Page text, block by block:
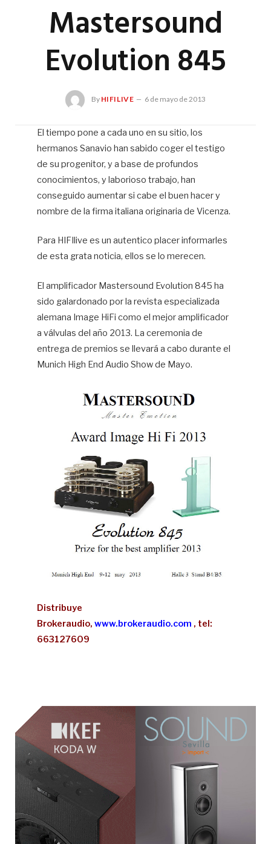
Mastersound
Evolution 845
By HIFILIVE 6 de mayo de 2013
El tiempo pone a cada uno en su sitio, los
hermanos Sanavio han sabido coger el testigo
de su progenitor, y a base de profundos
conocimientos, y laborioso trabajo, han
conseguido aumentar si cabe el buen hacer y
nombre de la firma italiana originaria de Vicenza.
Para HIFIlive es un autentico placer informarles
de esta grata noticia, ellos se lo merecen.
El amplificador Mastersound Evolution 845 ha
sido galardonado por la revista especializada
alemana Image HiFi como el mejor amplificador
a válvulas del año 2013. La ceremonia de
entrega de premios se llevará a cabo durante el
Munich High End Audio Show de Mayo.
Distribuye
Brokeraudio, www.brokeraudio.com , tel:
663127609